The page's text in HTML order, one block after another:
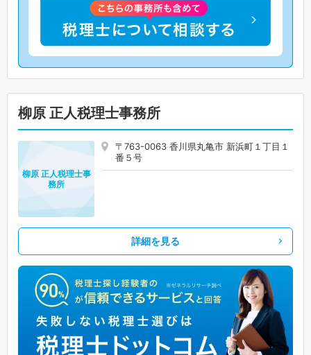
柳原 正人税理士事務所
〒763-0063 香川県丸亀市 新浜町１丁目１
番５号
柳原 正人税理士事
務所
詳細を見る